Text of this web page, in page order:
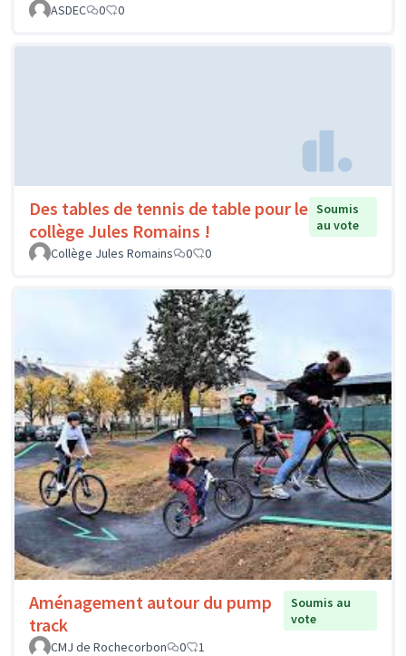
ASDEC 0 0
Des tables de tennis de table pour le
collège Jules Romains !
Soumis
au vote
Collège Jules Romains
0 0
Aménagement autour du pump
track
Soumis au
vote
CMJ de Rochecorbon
0 1